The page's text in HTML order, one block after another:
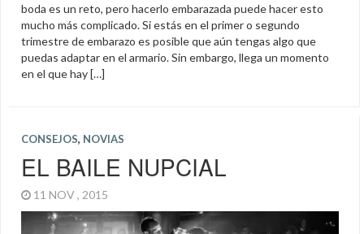
boda es un reto, pero hacerlo embarazada puede hacer esto
mucho más complicado. Si estás en el primer o segundo
trimestre de embarazo es posible que aún tengas algo que
puedas adaptar en el armario. Sin embargo, llega un momento
en el que hay […]
CONSEJOS, NOVIAS
EL BAILE NUPCIAL
11 NOV , 2015